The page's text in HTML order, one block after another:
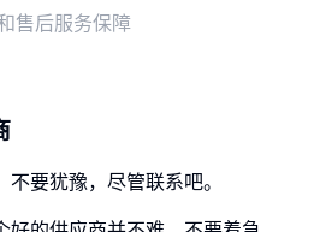
售后服务保障
要犹豫，尽管联系吧。